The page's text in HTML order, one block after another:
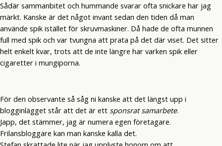
Sådär sammanbitet och hummande svarar ofta snickare har jag
märkt. Kanske är det något invant sedan den tiden då man
använde spik istället för skruvmaskiner. Då hade de ofta munnen
full med spik och var tvungna att prata på det där viset. Det sitter
helt enkelt kvar, trots att de inte längre har varken spik eller
cigaretter i mungiporna.
För den observante så såg ni kanske att det längst upp i
blogginlägget står att det är ett sponsrat samarbete.
Japp, det stämmer, jag är numera egen företagare.
Frilansbloggare kan man kanske kalla det.